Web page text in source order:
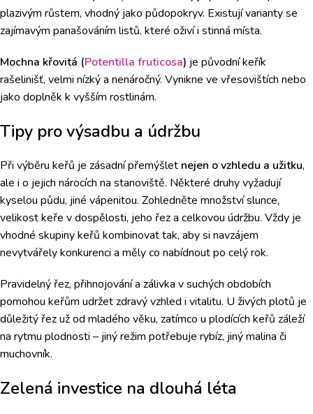
plazivým růstem, vhodný jako půdopokryv. Existují varianty se
zajímavým panašováním listů, které oživí i stinná místa.
Mochna křovitá (Potentilla fruticosa) je původní keřík
rašelinišť, velmi nízký a nenáročný. Vynikne ve vřesovištích nebo
jako doplněk k vyšším rostlinám.
Tipy pro výsadbu a údržbu
Při výběru keřů je zásadní přemýšlet nejen o vzhledu a užitku,
ale i o jejich nárocích na stanoviště. Některé druhy vyžadují
kyselou půdu, jiné vápenitou. Zohledněte množství slunce,
velikost keře v dospělosti, jeho řez a celkovou údržbu. Vždy je
vhodné skupiny keřů kombinovat tak, aby si navzájem
nevytvářely konkurenci a měly co nabídnout po celý rok.
Pravidelný řez, přihnojování a zálivka v suchých obdobích
pomohou keřům udržet zdravý vzhled i vitalitu. U živých plotů je
důležitý řez už od mladého věku, zatímco u plodících keřů záleží
na rytmu plodnosti – jiný režim potřebuje rybíz, jiný malina či
muchovník.
Zelená investice na dlouhá léta